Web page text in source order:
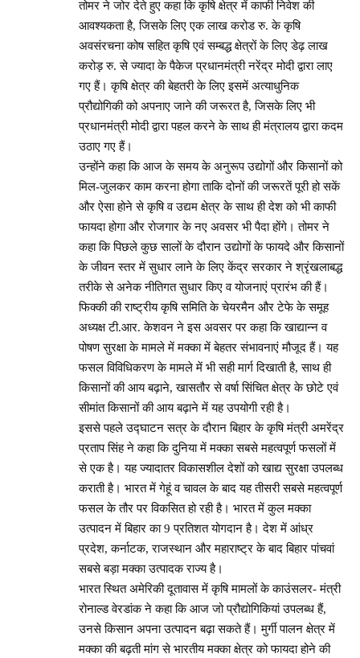
तोमर ने जोर देते हुए कहा कि कृषि क्षेत्र में काफी निवेश की
आवश्यकता है, जिसके लिए एक लाख करोड रु. के कृषि
अवसंरचना कोष सहित कृषि एवं सम्बद्ध क्षेत्रों के लिए डेढ़ लाख
करोड़ रु. से ज्यादा के पैकेज प्रधानमंत्री नरेंद्र मोदी द्वारा लाए
गए हैं। कृषि क्षेत्र की बेहतरी के लिए इसमें अत्याधुनिक
प्रौद्योगिकी को अपनाए जाने की जरूरत है, जिसके लिए भी
प्रधानमंत्री मोदी द्वारा पहल करने के साथ ही मंत्रालय द्वारा कदम
उठाए गए हैं।
उन्होंने कहा कि आज के समय के अनुरूप उद्योगों और किसानों को
मिल-जुलकर काम करना होगा ताकि दोनों की जरूरतें पूरी हो सकें
और ऐसा होने से कृषि व उद्यम क्षेत्र के साथ ही देश को भी काफी
फायदा होगा और रोजगार के नए अवसर भी पैदा होंगे। तोमर ने
कहा कि पिछले कुछ सालों के दौरान उद्योगों के फायदे और किसानों
के जीवन स्तर में सुधार लाने के लिए केंद्र सरकार ने श्रृंखलाबद्ध
तरीके से अनेक नीतिगत सुधार किए व योजनाएं प्रारंभ की हैं।
फिक्की की राष्ट्रीय कृषि समिति के चेयरमैन और टेफे के समूह
अध्यक्ष टी.आर. केशवन ने इस अवसर पर कहा कि खाद्यान्न व
पोषण सुरक्षा के मामले में मक्का में बेहतर संभावनाएं मौजूद हैं। यह
फसल विविधिकरण के मामले में भी सही मार्ग दिखाती है, साथ ही
किसानों की आय बढ़ाने, खासतौर से वर्षा सिंचित क्षेत्र के छोटे एवं
सीमांत किसानों की आय बढ़ाने में यह उपयोगी रही है।
इससे पहले उद्घाटन सत्र के दौरान बिहार के कृषि मंत्री अमरेंद्र
प्रताप सिंह ने कहा कि दुनिया में मक्का सबसे महत्वपूर्ण फसलों में
से एक है। यह ज्यादातर विकासशील देशों को खाद्य सुरक्षा उपलब्ध
कराती है। भारत में गेहूं व चावल के बाद यह तीसरी सबसे महत्वपूर्ण
फसल के तौर पर विकसित हो रही है। भारत में कुल मक्का
उत्पादन में बिहार का 9 प्रतिशत योगदान है। देश में आंध्र
प्रदेश, कर्नाटक, राजस्थान और महाराष्ट्र के बाद बिहार पांचवां
सबसे बड़ा मक्का उत्पादक राज्य है।
भारत स्थित अमेरिकी दूतावास में कृषि मामलों के काउंसलर- मंत्री
रोनाल्ड वेरडांक ने कहा कि आज जो प्रौद्योगिकियां उपलब्ध हैं,
उनसे किसान अपना उत्पादन बढ़ा सकते हैं। मुर्गी पालन क्षेत्र में
मक्का की बढ़ती मांग से भारतीय मक्का क्षेत्र को फायदा होने की